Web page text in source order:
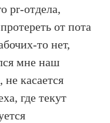
pr-отдела,
от пота
то нет,
мне наш
касается
где текут